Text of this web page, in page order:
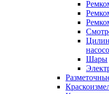
Шары